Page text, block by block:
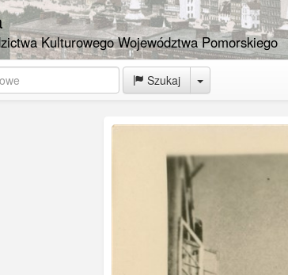
Kulturowego Województwa Pomorskiego
Szukaj Toggle Dropdown